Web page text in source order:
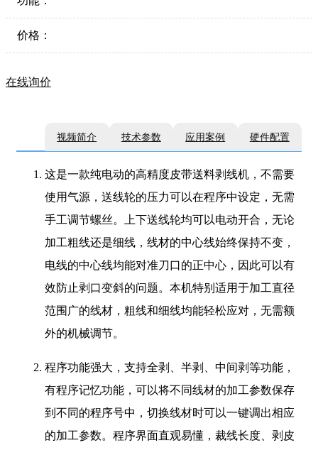
价格：
在线询价
视频简介 技术参数 应用案例 硬件配置
这是一款纯电动的高精度皮带送料剥线机，不需要
使用气源，送线轮的压力可以在程序中设定，无需
手工调节螺丝。上下送线轮均可以电动开合，无论
加工粗线还是细线，线材的中心线始终保持不变，
电线的中心线均能对准刀口的正中心，因此可以有
效防止剥口变斜的问题。本机特别适用于加工直径
范围广的线材，粗线和细线均能轻松应对，无需额
外的机械调节。
程序功能强大，支持全剥、半剥、中间剥等功能，
有程序记忆功能，可以将不同线材的加工参数保存
到不同的程序号中，切换线材时可以一键调出相应
的加工参数。程序界面直观易懂，裁线长度、剥皮